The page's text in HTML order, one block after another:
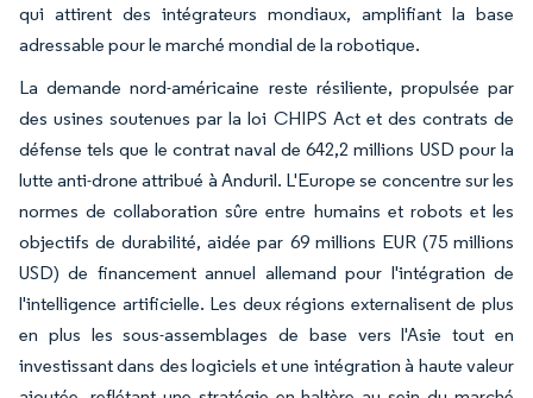
qui attirent des intégrateurs mondiaux, amplifiant la base
adressable pour le marché mondial de la robotique.
La demande nord-américaine reste résiliente, propulsée par
des usines soutenues par la loi CHIPS Act et des contrats de
défense tels que le contrat naval de 642,2 millions USD pour la
lutte anti-drone attribué à Anduril. L'Europe se concentre sur les
normes de collaboration sûre entre humains et robots et les
objectifs de durabilité, aidée par 69 millions EUR (75 millions
USD) de financement annuel allemand pour l'intégration de
l'intelligence artificielle. Les deux régions externalisent de plus
en plus les sous-assemblages de base vers l'Asie tout en
investissant dans des logiciels et une intégration à haute valeur